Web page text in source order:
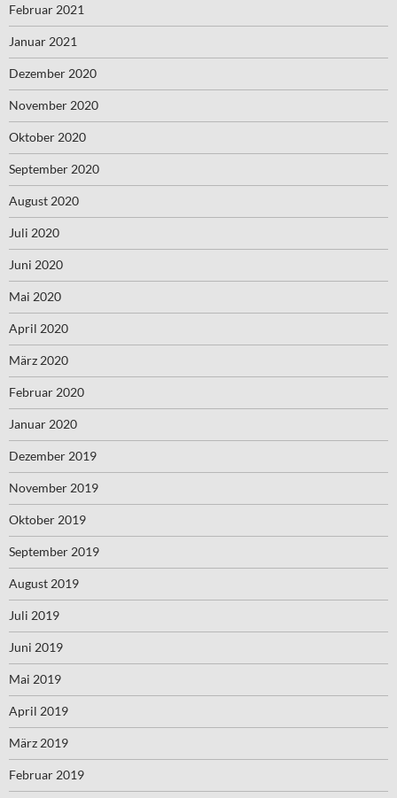
Februar 2021
Januar 2021
Dezember 2020
November 2020
Oktober 2020
September 2020
August 2020
Juli 2020
Juni 2020
Mai 2020
April 2020
März 2020
Februar 2020
Januar 2020
Dezember 2019
November 2019
Oktober 2019
September 2019
August 2019
Juli 2019
Juni 2019
Mai 2019
April 2019
März 2019
Februar 2019